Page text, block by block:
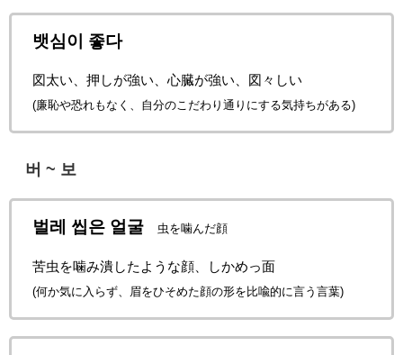
뱃심이 좋다
図太い、押しが強い、心臓が強い、図々しい
(廉恥や恐れもなく、自分のこだわり通りにする気持ちがある)
버 ~ 보
벌레 씹은 얼굴 虫を噛んだ顔
苦虫を噛み潰したような顔、しかめっ面
(何か気に入らず、眉をひそめた顔の形を比喩的に言う言葉)